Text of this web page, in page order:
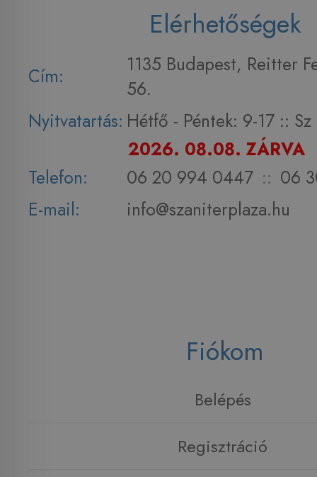
Elérhetőségek
Cím:
1135 Budapest, Reitter
56.
Nyitvatartás: Hétfő - Péntek: 9-17 :: Sz
2026. 08.08. ZÁRVA
Telefon:
06 20 994 0447 :: 06
E-mail:
info@szaniterplaza.hu
Fiókom
Belépés
Regisztráció